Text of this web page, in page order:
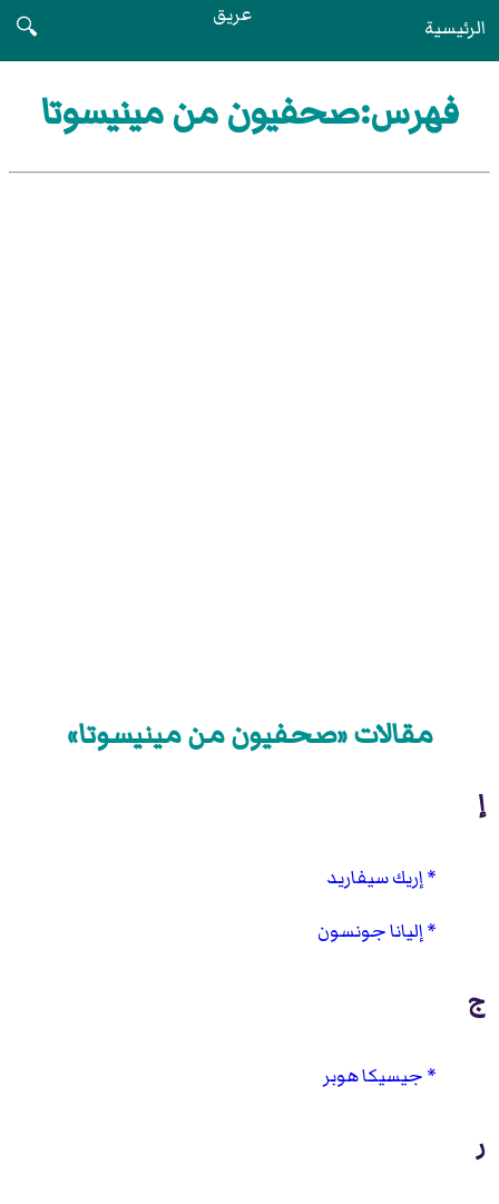
الرئيسية عريق
🔍
فهرس:صحفيون من مينيسوتا
مقالات «صحفيون من مينيسوتا»
إ
إريك سيفاريد
إليانا جونسون
ج
جيسيكا هوبر
ر